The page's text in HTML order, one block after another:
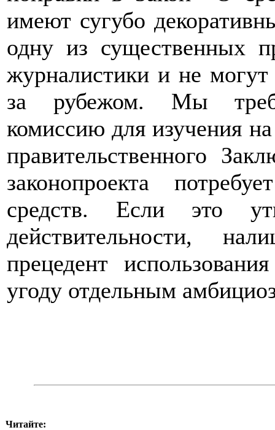
имеют сугубо
одну из существенных
журналистики и не
за рубежом. Мы
комиссию для изучения на
правительственного
законопроекта
средств. Если это
действительности,
прецедент
угоду отдельным
Читайте: